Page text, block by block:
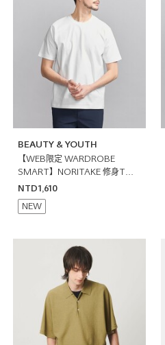
BEAUTY & YOUTH
【WEB限定 WARDROBE
SMART】NORITAKE 修身T恤
日本製
NTD1,610
NEW